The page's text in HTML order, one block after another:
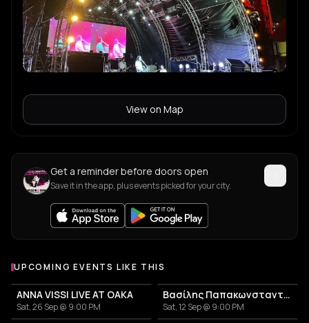
A Asklipios Zambetas
N Nikos Efentakis
View on Map
Get a reminder before doors open
Save it in the app, plus events picked for your city.
UPCOMING EVENTS LIKE THIS
ANNA VISSI LIVE AT OAKA
Sat, 26 Sep @ 9:00 PM
Βασίλης Παπακωνσταντίνου
Sat, 12 Sep @ 9:00 PM